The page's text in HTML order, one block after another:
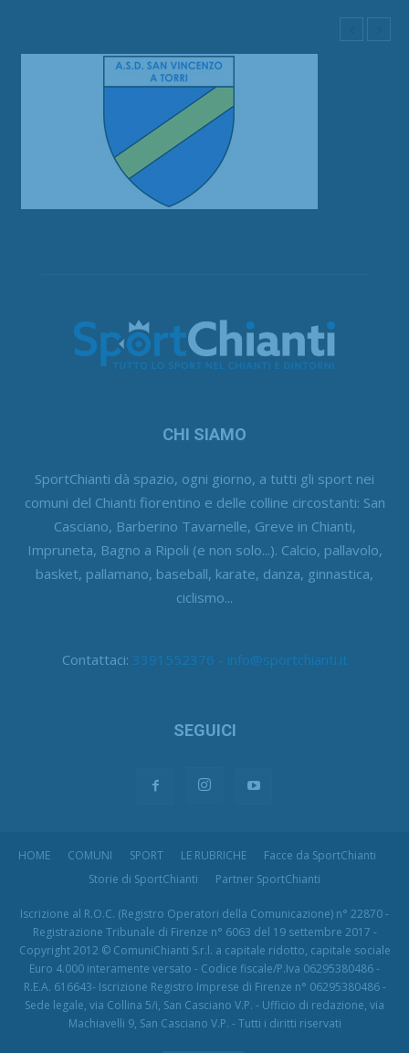
CHI SIAMO
SportChianti dà spazio, ogni giorno, a tutti gli sport nei
comuni del Chianti fiorentino e delle colline circostanti: San
Casciano, Barberino Tavarnelle, Greve in Chianti,
Impruneta, Bagno a Ripoli (e non solo...). Calcio, pallavolo,
basket, pallamano, baseball, karate, danza, ginnastica,
ciclismo...
Contattaci: 3391552376 - info@sportchianti.it
SEGUICI
HOME COMUNI SPORT LE RUBRICHE
Facce da SportChianti
Storie di SportChianti
Partner SportChianti
Iscrizione al R.O.C. (Registro Operatori della Comunicazione) n° 22870 -
Registrazione Tribunale di Firenze n° 6063 del 19 settembre 2017 -
Copyright 2012 © ComuniChianti S.r.l. a capitale ridotto, capitale sociale
Euro 4.000 interamente versato - Codice fiscale/P.Iva 06295380486 -
R.E.A. 616643- Iscrizione Registro Imprese di Firenze n° 06295380486 -
Sede legale, via Collina 5/i, San Casciano V.P. - Ufficio di redazione, via
Machiavelli 9, San Casciano V.P. - Tutti i diritti riservati